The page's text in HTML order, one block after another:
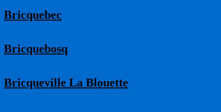
Bricquebec
Bricquebosq
Bricqueville La Blouette